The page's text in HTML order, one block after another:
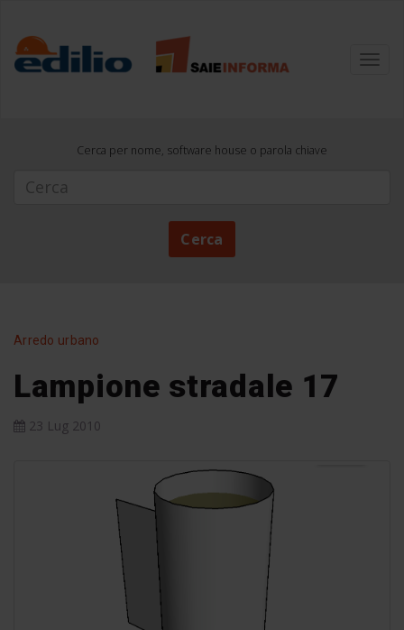
Cerca per nome, software house o parola chiave
Cerca
Arredo urbano
Lampione stradale 17
23 Lug 2010